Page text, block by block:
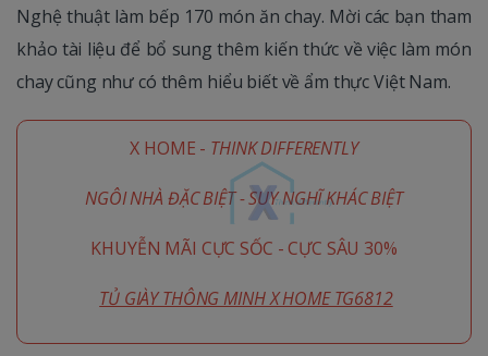
Nghệ thuật làm bếp 170 món ăn chay. Mời các bạn tham
khảo tài liệu để bổ sung thêm kiến thức về việc làm món
chay cũng như có thêm hiểu biết về ẩm thực Việt Nam.
X HOME - THINK DIFFERENTLY
NGÔI NHÀ ĐẶC BIỆT - SUY NGHĨ KHÁC BIỆT
KHUYỄN MÃI CỰC SỐC - CỰC SÂU 30%
TỦ GIÀY THÔNG MINH X HOME TG6812